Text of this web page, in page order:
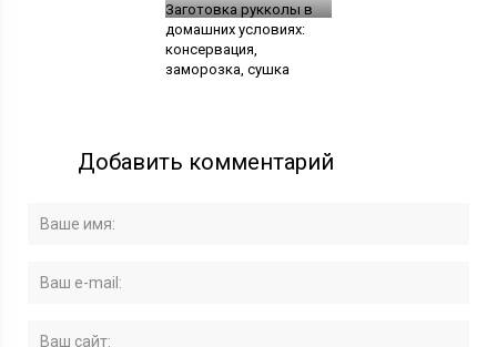
Заготовка рукколы в
домашних условиях:
консервация,
заморозка, сушка
Добавить комментарий